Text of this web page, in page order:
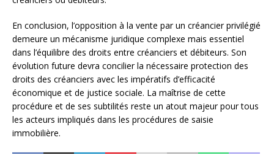
En conclusion, l’opposition à la vente par un créancier privilégié
demeure un mécanisme juridique complexe mais essentiel
dans l’équilibre des droits entre créanciers et débiteurs. Son
évolution future devra concilier la nécessaire protection des
droits des créanciers avec les impératifs d’efficacité
économique et de justice sociale. La maîtrise de cette
procédure et de ses subtilités reste un atout majeur pour tous
les acteurs impliqués dans les procédures de saisie
immobilière.